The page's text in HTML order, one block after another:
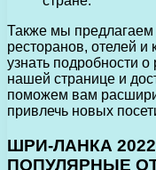
Также мы
ресторанов, отелей
узнать подробности
нашей странице и
поможем вам
привлечь новых
ШРИ-ЛАНКА
ПОПУЛЯРНЫЕ